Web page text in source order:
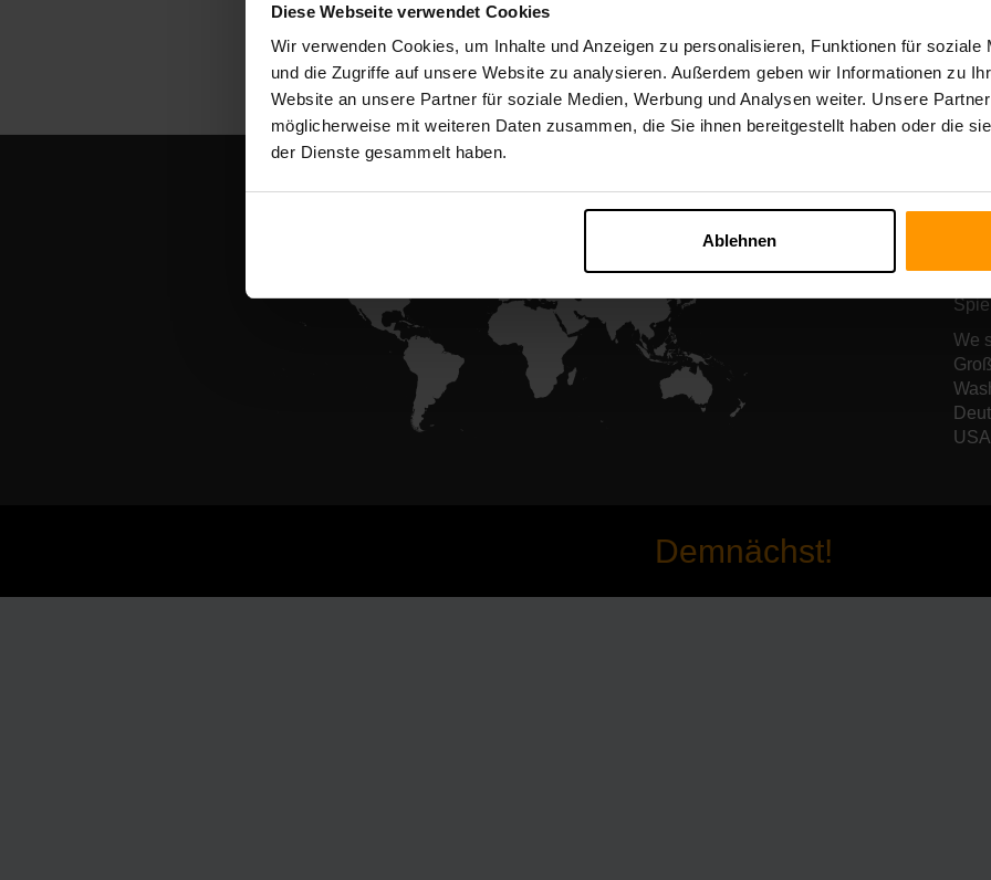
Diese Webseite verwendet Cookies
Wir verwenden Cookies, um Inhalte und Anzeigen zu personalisieren, Funktionen für soziale
und die Zugriffe auf unsere Website zu analysieren. Außerdem geben wir Informationen zu
Website an unsere Partner für soziale Medien, Werbung und Analysen weiter. Unsere
möglicherweise mit weiteren Daten zusammen, die Sie ihnen bereitgestellt haben oder die
der Dienste gesammelt haben.
Ablehnen
All Games
We
Demnächst!